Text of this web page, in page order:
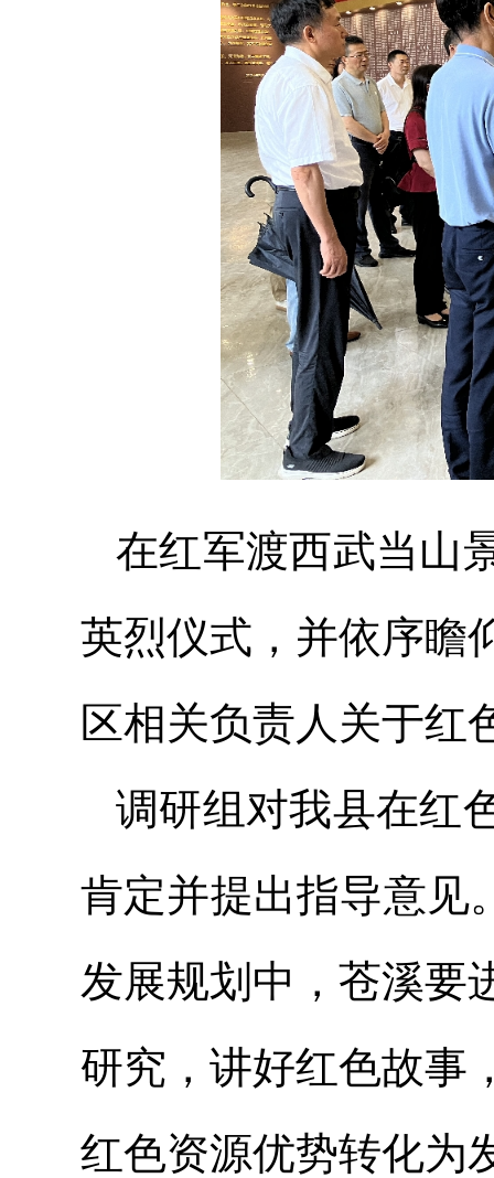
在红军渡西武当山
英烈仪式，并依序瞻
区相关负责人关于红
调研组对我县在红
肯定并提出指导意见
发展规划中，苍溪要
研究，讲好红色故事
红色资源优势转化为